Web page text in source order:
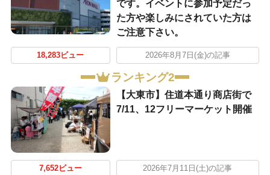
です。イベントに参加予定だっ
た方や楽しみにされていた方は
ご注意下さい。
18,283ビュー 2026年8月7日(金)の記事
ランキング2
【大東市】住道本通り商店街で
7/11、12フリーマーケット開催
7,652ビュー 2026年7月11日(土)の記事